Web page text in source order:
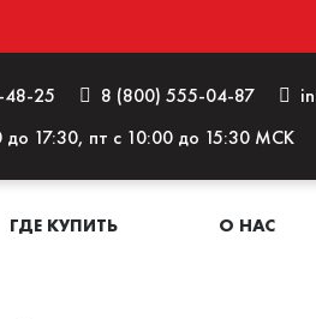
48-25 8 (800) 555-04-87
до 17:30, пт с 10:00 до 15:30 МСК
ГДЕ КУПИТЬ О НАС